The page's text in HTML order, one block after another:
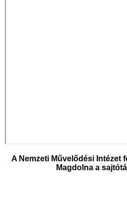
A Nemzeti Művelődési Intézet
Magdolna a